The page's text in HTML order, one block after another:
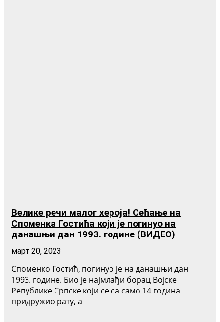
Велике речи малог хероја! Сећање на
Споменка Гостића који је погинуо на
данашњи дан 1993. године (ВИДЕО)
март 20, 2023
Споменко Гостић, погинуо је на данашњи дан
1993. године. Био је најмлађи борац Војске
Републике Српске који се са само 14 година
придружио рату, а